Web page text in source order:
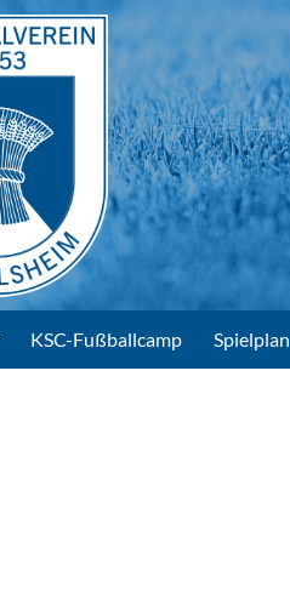
KSC-Fußballcamp Spielplan